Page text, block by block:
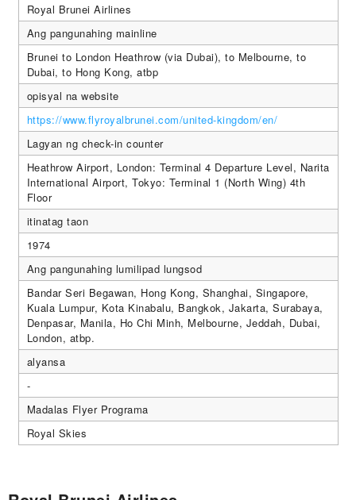
Royal Brunei Airlines
Ang pangunahing mainline
Brunei to London Heathrow (via Dubai), to Melbourne, to
Dubai, to Hong Kong, atbp
opisyal na website
https://www.flyroyalbrunei.com/united-kingdom/en/
Lagyan ng check-in counter
Heathrow Airport, London: Terminal 4 Departure Level, Narita
International Airport, Tokyo: Terminal 1 (North Wing) 4th
Floor
itinatag taon
1974
Ang pangunahing lumilipad lungsod
Bandar Seri Begawan, Hong Kong, Shanghai, Singapore,
Kuala Lumpur, Kota Kinabalu, Bangkok, Jakarta, Surabaya,
Denpasar, Manila, Ho Chi Minh, Melbourne, Jeddah, Dubai,
London, atbp.
alyansa
-
Madalas Flyer Programa
Royal Skies